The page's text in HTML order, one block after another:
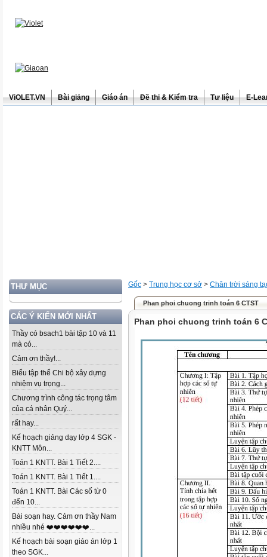
ViOLET.VN Bài giảng Giáo án Đề thi & Kiểm tra Tư liệu E-
THƯ MỤC
CÁC Ý KIẾN MỚI NHẤT
Thầy có bsach1 bài tập 10 và 11
mà có...
Cảm ơn thầy!...
Biểu tập thể Chi bộ xây dựng
nhiệm vụ trọng...
Chương trình công tác trọng tâm
của cá nhân Quý...
rất hay...
Kế hoạch giảng dạy lớp 4 SGK -
KNTT Môn...
Toán 1 KNTT. Bài 1 Tiết 2....
Toán 1 KNTT. Bài 1 Tiết 1....
Toán 1 KNTT. Bài Các số từ 0
đến 10...
Bài soạn hay. Cảm ơn thầy Nam
nhiều nhé ❤️❤️❤️❤️❤️❤️...
Kế hoạch bài soạn giáo án lớp 1
theo SGK...
Gốc > Trung học cơ sở > Chân trời sáng
Phan phoi chuong trinh toán 6 CTST
Phan phoi chuong trinh toán 6